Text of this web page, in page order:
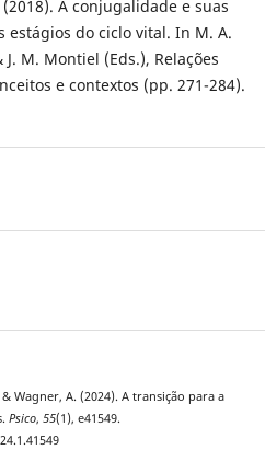
A conjugalidade e suas
do ciclo vital. In M. A.
M. Montiel (Eds.), Relações
e contextos (pp. 271-284).
Wagner, A. (2024). A transição para a
Psico, 55(1), e41549.